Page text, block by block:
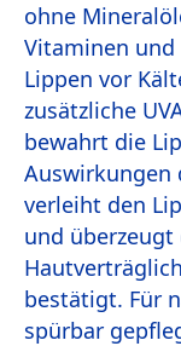
ohne
Vitaminen
Lippen vor
zusätzliche
bewahrt die
Auswirkungen
verleiht den
und
bestätigt. Für
spürbar